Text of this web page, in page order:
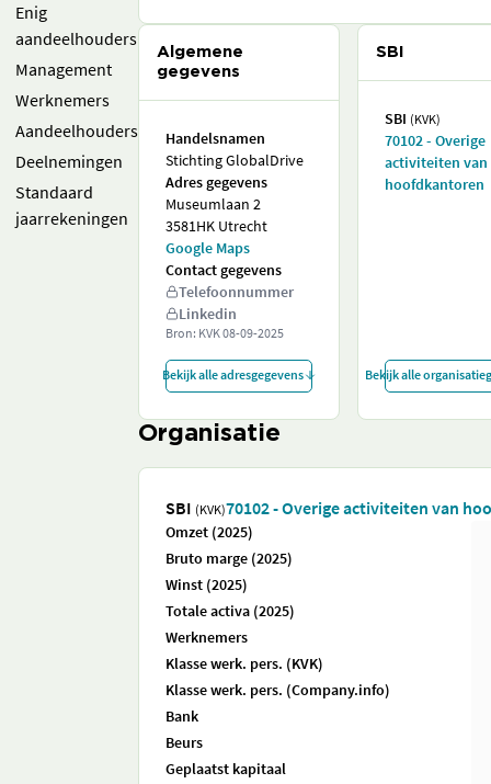
Enig
aandeelhouders
Management
Werknemers
Aandeelhouders
Deelnemingen
Standaard
jaarrekeningen
Algemene
gegevens
Handelsnamen
Stichting GlobalDrive
Adres gegevens
Museumlaan 2
3581HK Utrecht
Google Maps
Contact gegevens
Telefoonnummer
Linkedin
Bron: KVK08-09-2025
Bekijk alle adresgegevens
SBI
SBI (KVK)
70102 - Overige
activiteiten van
hoofdkantoren
Bekijk alle
Organisatie
SBI (KVK)70102 - Overige activiteiten van
Omzet (2025)
Bruto marge (2025)
Winst (2025)
Totale activa (2025)
Werknemers
Klasse werk. pers. (KVK)
Klasse werk. pers. (Company.info)
Bank
Beurs
Geplaatst kapitaal